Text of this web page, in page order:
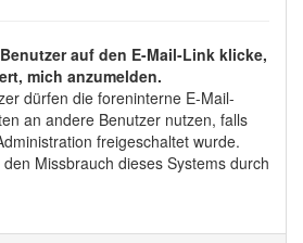
auf den E-Mail-Link klicke,
mich anzumelden.
dürfen die foreninterne E-Mail-
an andere Benutzer nutzen, falls
freigeschaltet wurde.
Missbrauch dieses Systems durch